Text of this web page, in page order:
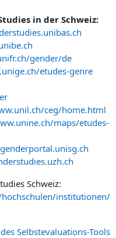
in der Schweiz:
gender/de
etudes-genre
ceg/home.html
maps/etudes-
Schweiz:
institutionen/
Selbstevaluations-Tools